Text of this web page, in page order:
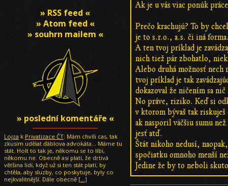
Ak je u vás viac ponúk
Prečo krachujú? To by
je to s.r.o., a.s. či iná
A ten tvoj príklad je
nich tiež pár zbohatlo,
Alebo druhá možnosť nech
tvoj príklad je tak
dokazoval že ničením sa
No práve, riziko. Keď si
v ktorom bývaš tak
ak nasporil väčšiu sumu
jesť atď.
Štát nikoho nedusí,
spočiatku omnoho menší
Jedine že by to neboli
» RSS feed «
» Atom feed «
» souhrn mailem «
» poslední komentáře «
Lojza k Privatizace ČT: Mám chvíli cas, tak
zkusím udělat ďáblova advokáta... Máme tu
stát. Holt to tak je, někomu se to líbí,
někomu ne. Obecně asi platí, že drtivá
většina lidí, když už si ten stát platí, by
chtěla, aby sluzby, co poskytuje, byly co
nejkvalitnější. Dále obecně […]